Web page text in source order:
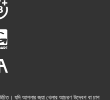
যদি আপনার জুয়া খেলার আচরণ উদ্বেগ বা চাপ